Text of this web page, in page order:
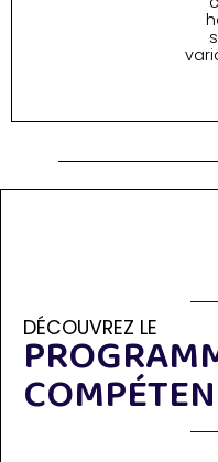
DÉCOUVREZ LE